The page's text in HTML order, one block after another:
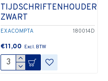
EXACOMPTA 180014D
TIJDSCHRIFTENHOUDER
ZWART
€11,00